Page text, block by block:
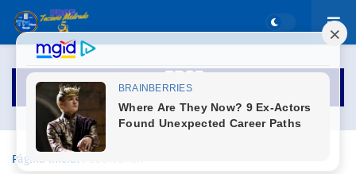
Página inicial